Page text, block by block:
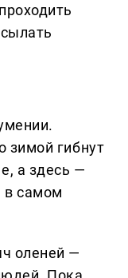
зимой гибнут
а здесь —
в самом
оленей —